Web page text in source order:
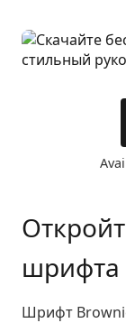
шрифта
Шрифт